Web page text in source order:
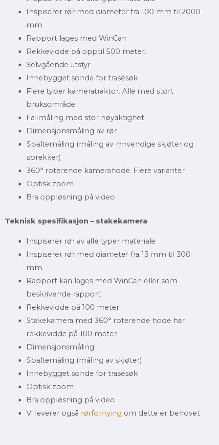
Inspiserer rør med diameter fra 100 mm til 2000
mm
Rapport lages med WinCan
Rekkevidde på opptil 500 meter.
Selvgående utstyr
Innebygget sonde for trasésøk
Flere typer kameratraktor. Alle med stort
bruksområde
Fallmåling med stor nøyaktighet
Dimensjonsmåling av rør
Spaltemåling (måling av innvendige skjøter og
sprekker)
360° roterende kamerahode. Flere varianter
Optisk zoom
Bra oppløsning på video
Teknisk spesifikasjon – stakekamera
Inspiserer rør av alle typer materiale
Inspiserer rør med diameter fra 13 mm til 300
mm
Rapport kan lages med WinCan eller som
beskrivende rapport
Rekkevidde på 100 meter
Stakekamera med 360° roterende hode har
rekkevidde på 100 meter
Dimensjonsmåling
Spaltemåling (måling av skjøter)
Innebygget sonde for trasésøk
Optisk zoom
Bra oppløsning på video
Vi leverer også rørfornying om dette er behovet